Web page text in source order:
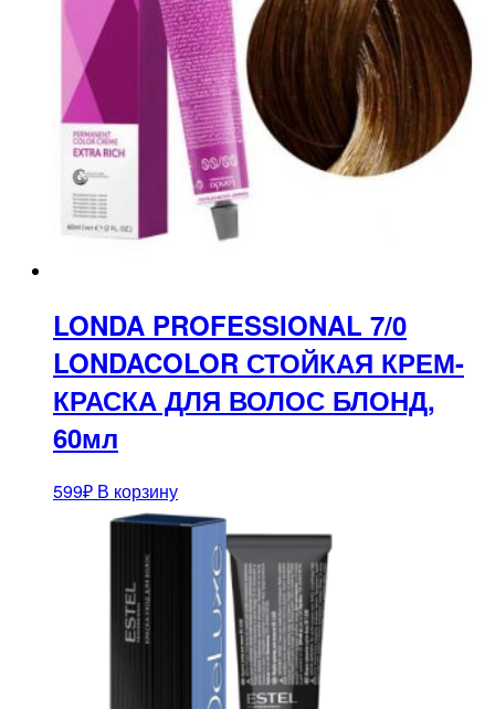
LONDA PROFESSIONAL 7/0
LONDACOLOR СТОЙКАЯ КРЕМ-
КРАСКА ДЛЯ ВОЛОС БЛОНД,
60мл
599₽ В корзину